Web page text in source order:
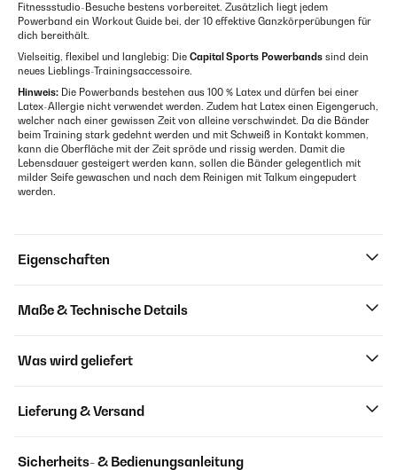
Fitnessstudio-Besuche bestens vorbereitet. Zusätzlich liegt jedem
Powerband ein Workout Guide bei, der 10 effektive Ganzkörperübungen für
dich bereithält.
Vielseitig, flexibel und langlebig: Die Capital Sports Powerbands sind dein
neues Lieblings-Trainingsaccessoire.
Hinweis: Die Powerbands bestehen aus 100 % Latex und dürfen bei einer
Latex-Allergie nicht verwendet werden. Zudem hat Latex einen Eigengeruch,
welcher nach einer gewissen Zeit von alleine verschwindet. Da die Bänder
beim Training stark gedehnt werden und mit Schweiß in Kontakt kommen,
kann die Oberfläche mit der Zeit spröde und rissig werden. Damit die
Lebensdauer gesteigert werden kann, sollen die Bänder gelegentlich mit
milder Seife gewaschen und nach dem Reinigen mit Talkum eingepudert
werden.
Eigenschaften
Maße & Technische Details
Was wird geliefert
Lieferung & Versand
Sicherheits- & Bedienungsanleitung